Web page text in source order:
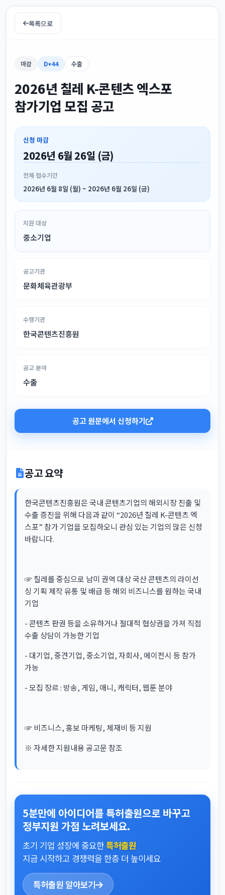
목록으로
마감 D+44 수출
2026년 칠레 K-콘텐츠 엑스포
참가기업 모집 공고
신청 마감
2026년 6월 26일 (금)
전체 접수기간
2026년 6월 8일 (월) ~ 2026년 6월 26일 (금)
지원 대상
중소기업
공고기관
문화체육관광부
수행기관
한국콘텐츠진흥원
공고 분야
수출
공고 원문에서 신청하기
공고 요약
한국콘텐츠진흥원은 국내 콘텐츠기업의 해외시장 진출 및
수출 증진을 위해 다음과 같이 “2026년 칠레 K-콘텐츠 엑
스포” 참가 기업을 모집하오니 관심 있는 기업의 많은 신청
바랍니다.
☞ 칠레를 중심으로 남미 권역 대상 국산 콘텐츠의 라이선
싱 기획 제작 유통 및 배급 등 해외 비즈니스를 원하는 국내
기업
- 콘텐츠 판권 등을 소유하거나 절대적 협상권을 가져 직접
수출 상담이 가능한 기업
- 대기업, 중견기업, 중소기업, 자회사, 에이전시 등 참가
가능
- 모집 장르 : 방송, 게임, 애니, 캐릭터, 웹툰 분야
☞ 비즈니스, 홍보 마케팅, 체재비 등 지원
※ 자세한 지원내용 공고문 참조
5분만에 아이디어를 특허출원으로 바꾸고
정부지원 가점 노려보세요.
초기 기업 성장에 중요한특허출원
지금 시작하고 경쟁력을 한층 더 높이세요
특허출원 알아보기